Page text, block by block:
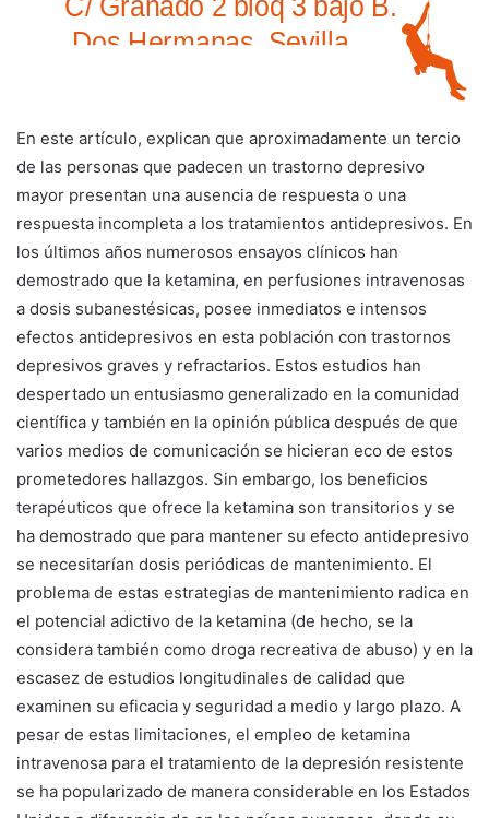
En este artículo, explican que aproximadamente un tercio
de las personas que padecen un trastorno depresivo
mayor presentan una ausencia de respuesta o una
respuesta incompleta a los tratamientos antidepresivos. En
los últimos años numerosos ensayos clínicos han
demostrado que la ketamina, en perfusiones intravenosas
a dosis subanestésicas, posee inmediatos e intensos
efectos antidepresivos en esta población con trastornos
depresivos graves y refractarios. Estos estudios han
despertado un entusiasmo generalizado en la comunidad
científica y también en la opinión pública después de que
varios medios de comunicación se hicieran eco de estos
prometedores hallazgos. Sin embargo, los beneficios
terapéuticos que ofrece la ketamina son transitorios y se
ha demostrado que para mantener su efecto antidepresivo
se necesitarían dosis periódicas de mantenimiento. El
problema de estas estrategias de mantenimiento radica en
el potencial adictivo de la ketamina (de hecho, se la
considera también como droga recreativa de abuso) y en la
escasez de estudios longitudinales de calidad que
examinen su eficacia y seguridad a medio y largo plazo. A
pesar de estas limitaciones, el empleo de ketamina
intravenosa para el tratamiento de la depresión resistente
se ha popularizado de manera considerable en los Estados